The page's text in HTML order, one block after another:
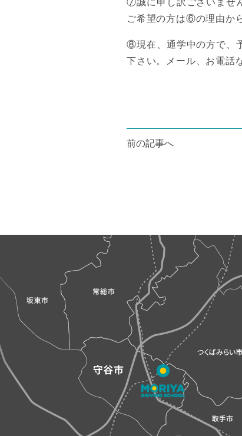
⑦誠に申し訳ございませ
ご希望の方は⑥の理由か
⑧現在、通学中の方で、
下さい。メール、お電話
投
稿
シ
前の記事へ